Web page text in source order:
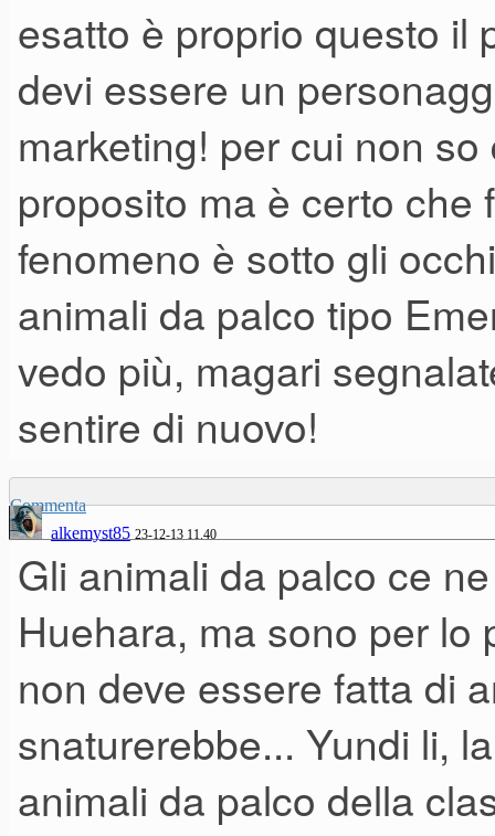
esatto è proprio questo il
devi essere un
marketing! per cui non
proposito ma è certo
fenomeno è sotto gli
animali da palco tipo
vedo più, magari
sentire di nuovo!
Commenta
alkemyst85 23-12-13 11.40
Gli animali da palco ce
Huehara, ma sono per
non deve essere fatta di
snaturerebbe... Yundi li,
animali da palco della